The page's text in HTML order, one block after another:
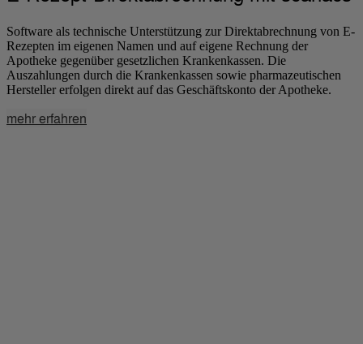
Software als technische Unterstützung zur Direktabrechnung von E-
Rezepten im eigenen Namen und auf eigene Rechnung der
Apotheke gegenüber gesetzlichen Krankenkassen. Die
Auszahlungen durch die Krankenkassen sowie pharmazeutischen
Hersteller erfolgen direkt auf das Geschäftskonto der Apotheke.
mehr erfahren